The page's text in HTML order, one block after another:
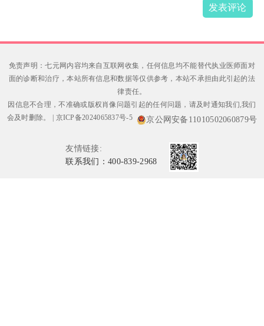
发表评论
免责声明：七元网内容均来自互联网收集，任何信息均不能替代执业医师面对
面的诊断和治疗，本站所有信息和数据等仅供参考，本站不承担由此引起的法
律责任。
因信息不合理，不准确或版权肖像问题引起的任何问题，请及时通知我们,我们
会及时删除。
京ICP备2024065837号-5 京公网安备11010502060879号
友情链接:
联系我们：400-839-2968